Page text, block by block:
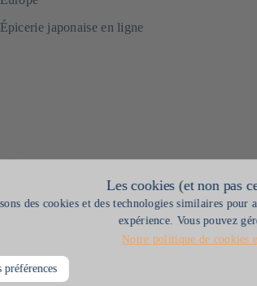
Épicerie japonaise en ligne